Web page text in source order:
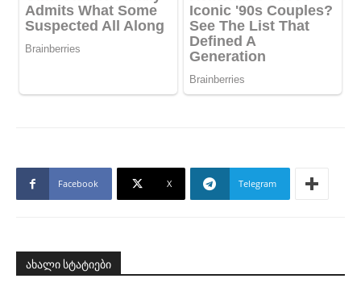
Facebook X Telegram
ახალი სტატიები